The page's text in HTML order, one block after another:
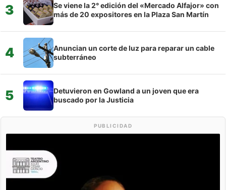
3
Se viene la 2° edición del «Mercado Alfajor» con
más de 20 expositores en la Plaza San Martín
4
Anuncian un corte de luz para reparar un cable
subterráneo
5
Detuvieron en Gowland a un joven que era
buscado por la Justicia
PUBLICIDAD